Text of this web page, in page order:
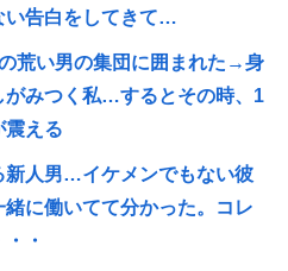
い告白をしてきて…
荒い男の集団に囲まれた→身
がみつく私…するとその時、1
える
新人男…イケメンでもない彼
に働いてて分かった。コレ
・